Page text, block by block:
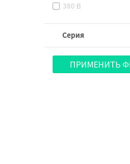
380 В
Серия
ПРИМЕНИТЬ